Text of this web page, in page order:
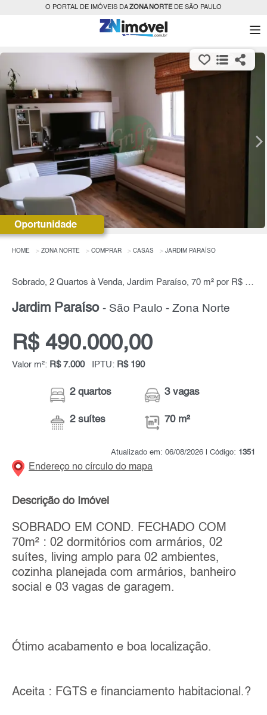
O PORTAL DE IMÓVEIS DAZONA NORTEDE SÃO PAULO
HOME ZONA NORTE COMPRAR CASAS JARDIM PARAÍSO
Sobrado, 2 Quartos à Venda, Jardim Paraíso, 70 m² por R$ 490.000,00
Jardim Paraíso - São Paulo - Zona Norte
R$ 490.000,00
Valor m²: R$ 7.000 IPTU: R$ 190
2 quartos
2 suítes
3 vagas
70 m²
Atualizado em: 06/08/2026 | Código: 1351
Endereço no círculo do mapa
Descrição do Imóvel
SOBRADO EM COND. FECHADO COM
70m² : 02 dormitórios com armários, 02
suítes, living amplo para 02 ambientes,
cozinha planejada com armários, banheiro
social e 03 vagas de garagem.
Ótimo acabamento e boa localização.
Aceita : FGTS e financiamento habitacional.?